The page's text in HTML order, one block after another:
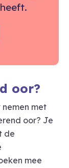
oor?
met
oor? Je
de
mee